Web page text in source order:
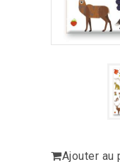
Ajouter au